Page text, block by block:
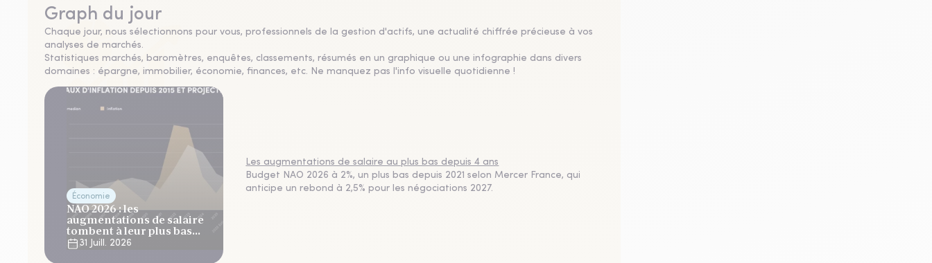
Graph du jour
Chaque jour, nous sélectionnons pour vous, professionnels de la gestion d'actifs, une actualité chiffrée précieuse à vos
analyses de marchés.
Statistiques marchés, baromètres, enquêtes, classements, résumés en un graphique ou une infographie dans divers
domaines : épargne, immobilier, économie, finances, etc. Ne manquez pas l'info visuelle quotidienne !
Économie
NAO 2026 : les
augmentations de salaire
tombent à leur plus bas
niveau depuis 4 ans
31 Juill. 2026
Les augmentations de salaire au plus bas depuis 4 ans
Budget NAO 2026 à 2%, un plus bas depuis 2021 selon Mercer France, qui
anticipe un rebond à 2,5% pour les négociations 2027.